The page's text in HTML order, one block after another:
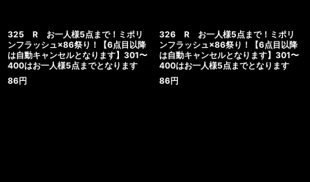
325 R お一人様5点まで！ミポリ
ンフラッシュ×86祭り！【6点目以降
は自動キャンセルとなります】301〜
400はお一人様5点までとなります
86円
326 R お一人様5点まで！ミポリ
ンフラッシュ×86祭り！【6点目以降
は自動キャンセルとなります】301〜
400はお一人様5点までとなります
86円